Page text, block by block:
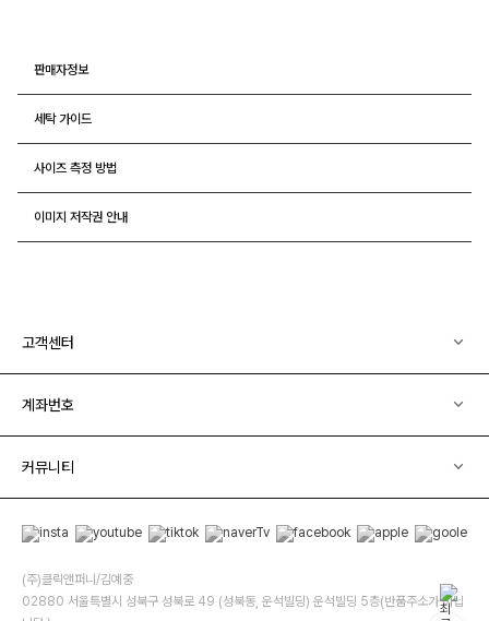
판매자정보
세탁 가이드
사이즈 측정 방법
이미지 저작권 안내
고객센터
계좌번호
커뮤니티
(주)클릭앤퍼니/김예중
02880 서울특별시 성북구 성북로 49 (성북동, 운석빌딩) 운석빌딩 5층(반품주소가 아닙